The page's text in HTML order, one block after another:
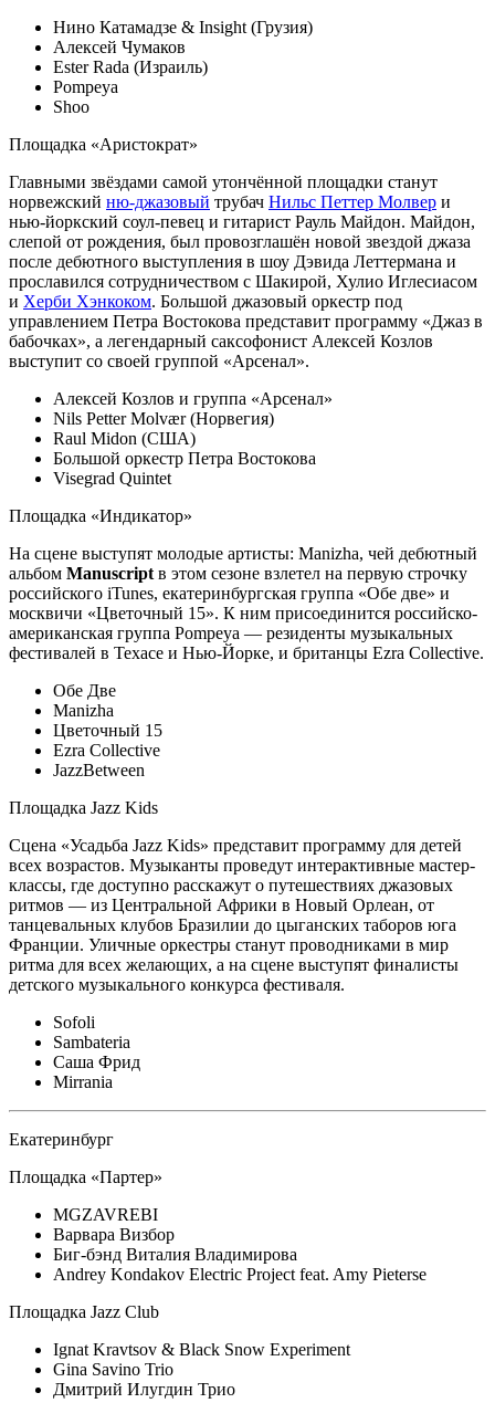
Нино Катамадзе & Insight (Грузия)
Алексей Чумаков
Ester Rada (Израиль)
Pompeya
Shoo
Площадка «Аристократ»
Главными звёздами самой утончённой площадки станут
норвежский ню-джазовый трубач Нильс Петтер Молвер и
нью-йоркский соул-певец и гитарист Рауль Майдон. Майдон,
слепой от рождения, был провозглашён новой звездой джаза
после дебютного выступления в шоу Дэвида Леттермана и
прославился сотрудничеством с Шакирой, Хулио Иглесиасом
и Херби Хэнкоком. Большой джазовый оркестр под
управлением Петра Востокова представит программу «Джаз в
бабочках», а легендарный саксофонист Алексей Козлов
выступит со своей группой «Арсенал».
Алексей Козлов и группа «Арсенал»
Nils Petter Molvær (Норвегия)
Raul Midon (США)
Большой оркестр Петра Востокова
Visegrad Quintet
Площадка «Индикатор»
На сцене выступят молодые артисты: Manizha, чей дебютный
альбом Manuscript в этом сезоне взлетел на первую строчку
российского iTunes, екатеринбургская группа «Обе две» и
москвичи «Цветочный 15». К ним присоединится российско-
американская группа Pompeya — резиденты музыкальных
фестивалей в Техасе и Нью-Йорке, и британцы Ezra Collective.
Обе Две
Manizha
Цветочный 15
Ezra Collective
JazzBetween
Площадка Jazz Kids
Сцена «Усадьба Jazz Kids» представит программу для детей
всех возрастов. Музыканты проведут интерактивные мастер-
классы, где доступно расскажут о путешествиях джазовых
ритмов — из Центральной Африки в Новый Орлеан, от
танцевальных клубов Бразилии до цыганских таборов юга
Франции. Уличные оркестры станут проводниками в мир
ритма для всех желающих, а на сцене выступят финалисты
детского музыкального конкурса фестиваля.
Sofoli
Sambateria
Саша Фрид
Mirrania
Екатеринбург
Площадка «Партер»
MGZAVREBI
Варвара Визбор
Биг-бэнд Виталия Владимирова
Andrey Kondakov Electric Project feat. Amy Pieterse
Площадка Jazz Club
Ignat Kravtsov & Black Snow Experiment
Gina Savino Trio
Дмитрий Илугдин Трио